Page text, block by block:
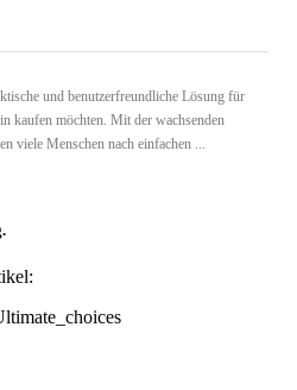
und benutzerfreundliche Lösung für
kaufen möchten. Mit der wachsenden
viele Menschen nach einfachen ...